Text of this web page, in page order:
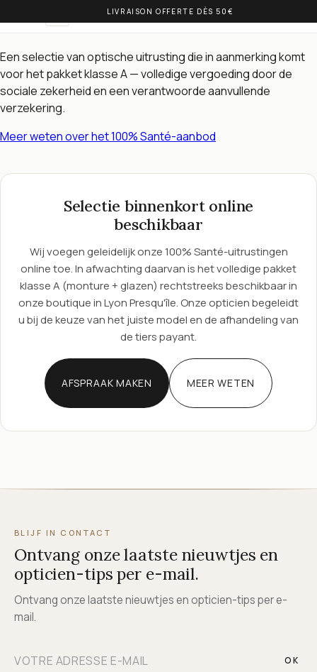
LIVRAISON OFFERTE DÈS 50€
OLIVIA BALM
100% Santé-brillen
Een selectie van optische uitrusting die in aanmerking komt
voor het pakket klasse A — volledige vergoeding door de
sociale zekerheid en een verantwoorde aanvullende
verzekering.
Meer weten over het 100% Santé-aanbod
Selectie binnenkort online
beschikbaar
Wij voegen geleidelijk onze 100% Santé-uitrustingen
online toe. In afwachting daarvan is het volledige pakket
klasse A (monture + glazen) rechtstreeks beschikbaar in
onze boutique in Lyon Presqu'île. Onze opticien begeleidt
u bij de keuze van het juiste model en de afhandeling van
de tiers payant.
AFSPRAAK MAKEN MEER WETEN
BLIJF IN CONTACT
Ontvang onze laatste nieuwtjes en
opticien-tips per e-mail.
Ontvang onze laatste nieuwtjes en opticien-tips per e-
mail.
OK